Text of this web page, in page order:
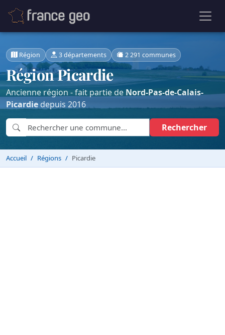
Région 3 départements 2 291 communes
Région Picardie
Ancienne région - fait partie de Nord-Pas-de-Calais-
Picardie depuis 2016
Rechercher
Accueil Régions Picardie